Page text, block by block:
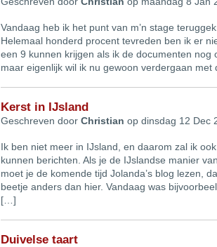
Vandaag heb ik het punt van m’n stage
Helemaal honderd procent tevreden ben ik er
een 9 kunnen krijgen als ik de documenten nog
maar eigenlijk wil ik nu gewoon verdergaan
Kerst in IJsland
Geschreven door Christian op dinsdag 12 Dec
Ik ben niet meer in IJsland, en daarom zal ik
kunnen berichten. Als je de IJslandse manier
moet je de komende tijd Jolanda’s blog lezen,
beetje anders dan hier. Vandaag was
[…]
Duivelse taart